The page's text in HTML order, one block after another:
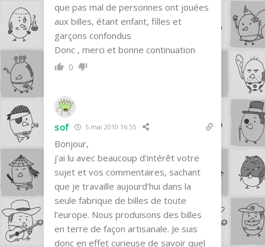
que pas mal de personnes ont jouées
aux billes, étant enfant, filles et
garçons confondus
Donc , merci et bonne continuation
0
sof 5 mai 2010 16:55
Bonjour,
j’ai lu avec beaucoup d’intérêt votre
sujet et vos commentaires, sachant
que je travaille aujourd’hui dans la
seule fabrique de billes de toute
l’europe. Nous produisons des billes
en terre de façon artisanale. Je suis
donc en effet curieuse de savoir quel